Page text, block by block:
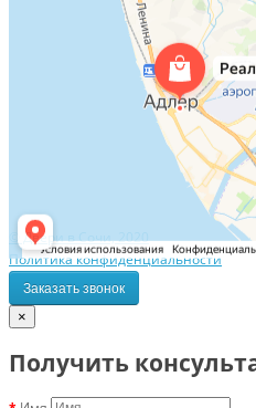
© Двери в Сочи, 2020
Политика конфиденциальности
Заказать звонок
×
Получить